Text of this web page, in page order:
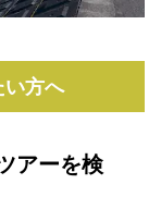
い方へ
アーを検